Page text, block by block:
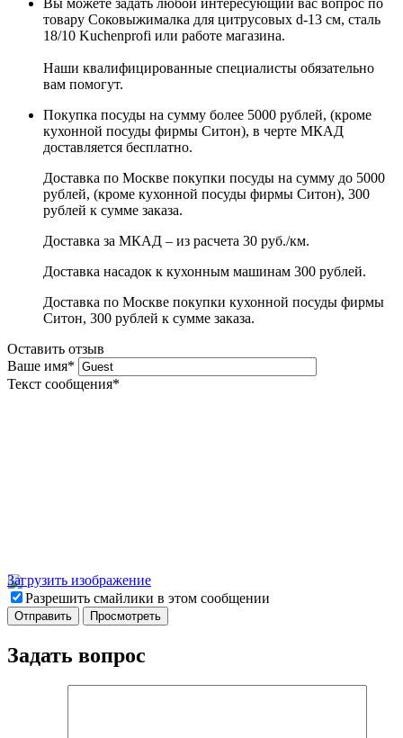
товару Соковыжималка для цитрусовых d-13 см, сталь
18/10 Kuchenprofi или работе магазина.
Наши квалифицированные специалисты обязательно
вам помогут.
Покупка посуды на сумму более 5000 рублей, (кроме
кухонной посуды фирмы Ситон), в черте МКАД
доставляется бесплатно.
Доставка по Москве покупки посуды на сумму до 5000
рублей, (кроме кухонной посуды фирмы Ситон), 300
рублей к сумме заказа.
Доставка за МКАД – из расчета 30 руб./км.
Доставка насадок к кухонным машинам 300 рублей.
Доставка по Москве покупки кухонной посуды фирмы
Ситон, 300 рублей к сумме заказа.
Оставить отзыв
Ваше имя*
Текст сообщения*
Загрузить изображение
Разрешить смайлики в этом сообщении
Задать вопрос